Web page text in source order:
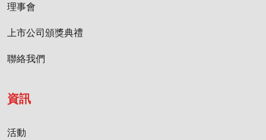
理事會
上市公司頒獎典禮
聯絡我們
資訊
活動